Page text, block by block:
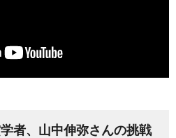
者、山中伸弥さんの挑戦